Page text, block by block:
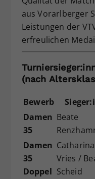
aus Vorarlberger
Leistungen der
erfreulichen
(nach
Bewerb
Damen
35
Beate
Damen
35
Doppel
Vries /
Scheid
Zweck
Dieser
hat.